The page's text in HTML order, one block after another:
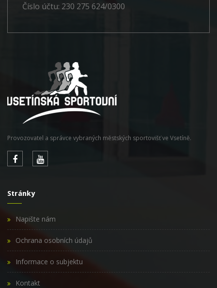
Číslo účtu: 230 275 624/0300
Provozovatel a správce vybraných městských sportovišť ve Vsetíně.
Stránky
Napište nám
Ochrana osobních údajů
Informace o subjektu
Kontakt